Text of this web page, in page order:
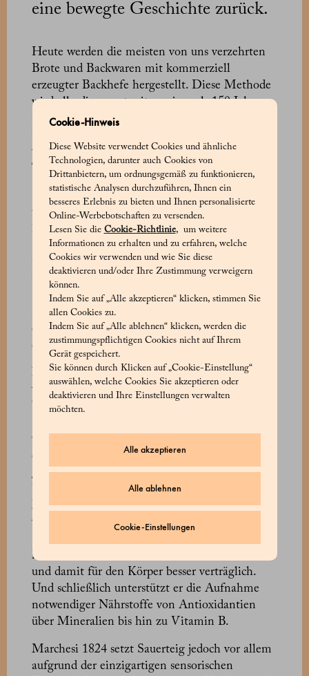
Cookie-Hinweis
Diese Website verwendet Cookies und ähnliche
Technologien, darunter auch Cookies von
Drittanbietern, um ordnungsgemäß zu funktionieren,
statistische Analysen durchzuführen, Ihnen ein
besseres Erlebnis zu bieten und Ihnen personalisierte
Online-Werbebotschaften zu versenden.
Lesen Sie die Cookie-Richtlinie, um weitere
Informationen zu erhalten und zu erfahren, welche
Cookies wir verwenden und wie Sie diese
deaktivieren und/oder Ihre Zustimmung verweigern
können.
Indem Sie auf „Alle akzeptieren“ klicken, stimmen Sie
allen Cookies zu.
Indem Sie auf „Alle ablehnen“ klicken, werden die
zustimmungspflichtigen Cookies nicht auf Ihrem
Gerät gespeichert.
Sie können durch Klicken auf „Cookie-Einstellung“
auswählen, welche Cookies Sie akzeptieren oder
deaktivieren und Ihre Einstellungen verwalten
möchten.
Alle akzeptieren
Alle ablehnen
Cookie-Einstellungen
eine bewegte Geschichte zurück.
Heute werden die meisten von uns verzehrten
Brote und Backwaren mit kommerziell
erzeugter Backhefe hergestellt. Diese Methode
wird allerdings erst seit weniger als 150 Jahren
angewandt. Während dem längsten Teil der
vielen Tausend Jahren gebacken) war als
Triebmittel nur natürlicher Sauerteig verfügbar.
Sogar im Wilden Westen war es dieser
ungewöhnliche Held, der während des
kalifornischen Goldrausches Mitte des
19. Jahrhunderts und während des Klondike-
Goldrausches 50 Jahre später dazu beitrug, die
Goldsucher am Leben zu halten. Erfahrene
Siedler hatten ihre Starterkultur immer bei sich,
manche trennten sich angeblich noch nicht
einmal im Bett von ihr, um ihr Überleben in
den langen Winternächten zu sichern.
Im Vergleich zu der heute hauptsächlich
verwendeten kommerziell gefertigten Hefe
brauchen Backwaren mit Sauerteig einige
wird der Sauerteig von Marchesi 1824 und
einigen anderen traditionsbewussten Bäckern so
geschätzt? Auf der einen Seite hat er zahlreiche
Vorteile für die Gesundheit. Durch die
Milchsäuregärung ist er leichter verdaulich und
wirkt gleichzeitig als natürlicher
hoch konzentriert als kommerzielle Backhefe
und damit für den Körper besser verträglich.
Und schließlich unterstützt er die Aufnahme
notwendiger Nährstoffe von Antioxidantien
über Mineralien bis hin zu Vitamin B.
Marchesi 1824 setzt Sauerteig jedoch vor allem
aufgrund der einzigartigen sensorischen